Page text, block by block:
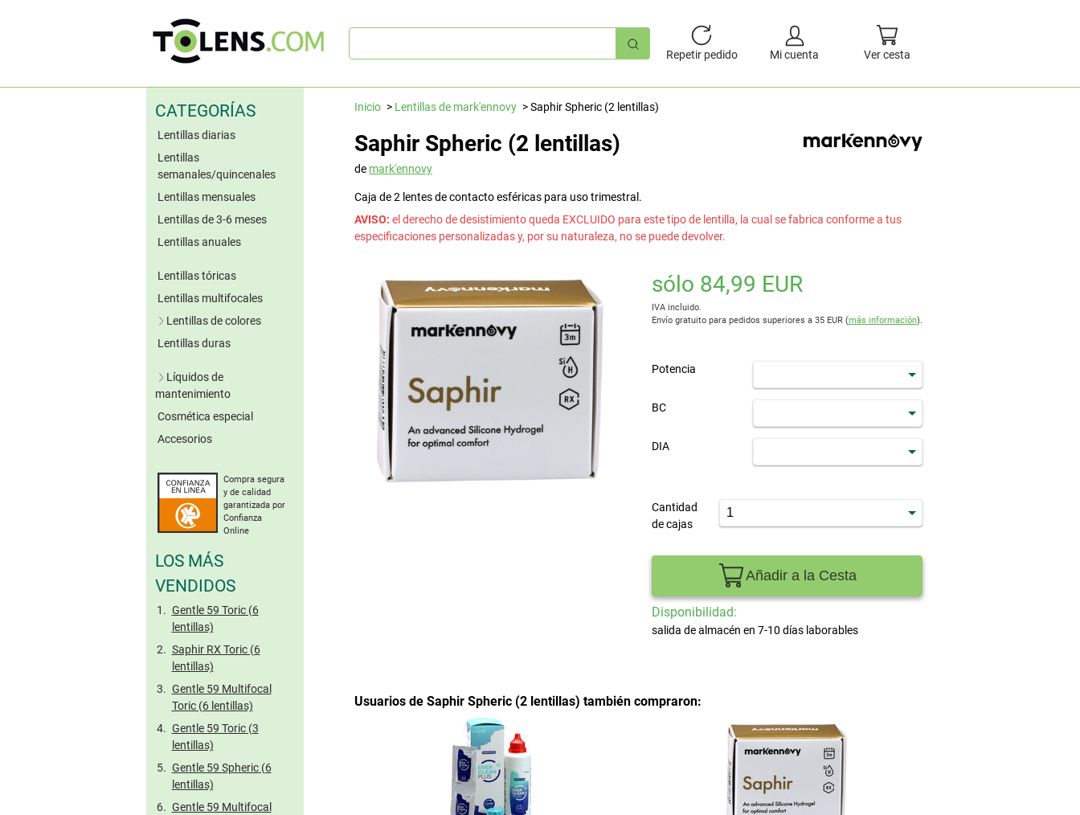
Búsqueda
Repetir pedido Mi cuenta Ver cesta
CATEGORÍAS
Lentillas diarias
Lentillas
semanales/quincenales
Lentillas mensuales
Lentillas de 3-6 meses
Lentillas anuales
Lentillas tóricas
Lentillas multifocales
Lentillas de colores
Lentillas azules
Lentillas grises
Lentillas marrones
Otros colores
colores
Lentillas duras
Líquidos de
mantenimiento
Soluciones únicas
Sin conserv.
Sistemas de peróxido
Solución salina
Gotas oculares
Cuidado de lentillas
Tamaño viaje
Cosmética especial
Accesorios
Compra segura
y de calidad
garantizada por
Confianza
Online
LOS MÁS
VENDIDOS
Gentle 59 Toric (6
lentillas)
Saphir RX Toric (6
lentillas)
Gentle 59 Multifocal
Toric (6 lentillas)
Gentle 59 Toric (3
lentillas)
Gentle 59 Spheric (6
lentillas)
Gentle 59 Multifocal
Inicio Lentillas de mark'ennovy Saphir Spheric (2 lentillas)
Saphir Spheric (2 lentillas)
de mark'ennovy
Caja de 2 lentes de contacto esféricas para uso trimestral.
AVISO: el derecho de desistimiento queda EXCLUIDO para este tipo de lentilla, la cual se fabrica conforme a tus
especificaciones personalizadas y, por su naturaleza, no se puede devolver.
sólo 84,99 EUR
IVA incluido.
Envío gratuito para pedidos superiores a 35 EUR (más información).
Potencia
BC
DIA
Cantidad
de cajas
Añadir a la Cesta
Disponibilidad:
salida de almacén en 7-10 días laborables
Usuarios de Saphir Spheric (2 lentillas) también compraron: